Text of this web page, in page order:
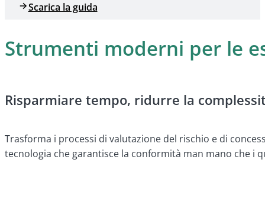
Scarica la guida
Strumenti moderni per le
Risparmiare tempo, ridurre la
Trasforma i processi di valutazione del rischio e di
tecnologia che garantisce la conformità man mano che i